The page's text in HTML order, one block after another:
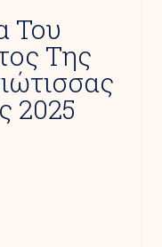
Του
Της
2025